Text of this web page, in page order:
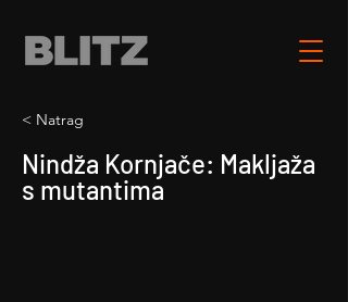
< Natrag
Nindža Kornjače: Makljaža
s mutantima